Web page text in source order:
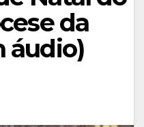
da
áudio)